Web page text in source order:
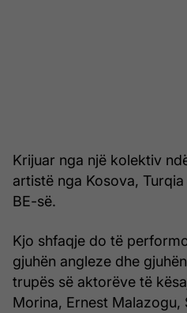
Krijuar nga një kolektiv
artistë nga Kosova,
BE-së.
Kjo shfaqje do të
gjuhën angleze dhe
trupës së aktorëve të
Morina, Ernest Malazogu,